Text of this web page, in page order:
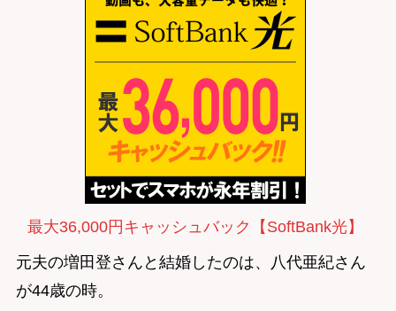
最大36,000円キャッシュバック【SoftBank光】
元夫の増田登さんと結婚したのは、八代亜紀さん
が44歳の時。